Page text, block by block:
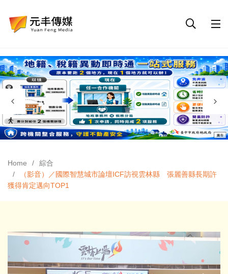
Home
綜合
（影音）／國際智慧城市論壇ICF訪視雲林縣 張麗善縣長期許
獲得肯定邁向TOP1